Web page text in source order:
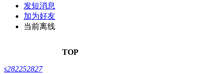
发短消息
加为好友
当前离线
TOP
s282252827